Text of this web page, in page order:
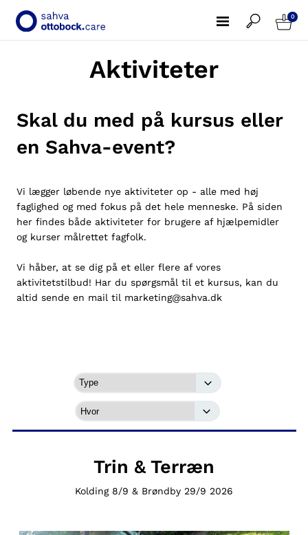
0
Aktiviteter
Skal du med på kursus eller
en Sahva-event?
Vi lægger løbende nye aktiviteter op - alle med høj
faglighed og med fokus på det hele menneske. På siden
her findes både aktiviteter for brugere af hjælpemidler
og kurser målrettet fagfolk.
Vi håber, at se dig på et eller flere af vores
aktivitetstilbud! Har du spørgsmål til et kursus, kan du
altid sende en mail til marketing@sahva.dk
Trin & Terræn
Kolding 8/9 & Brøndby 29/9 2026